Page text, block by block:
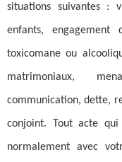
situations suivantes :
enfants, engagement
toxicomane ou
matrimoniaux,
communication, dette,
conjoint. Tout acte
normalement avec